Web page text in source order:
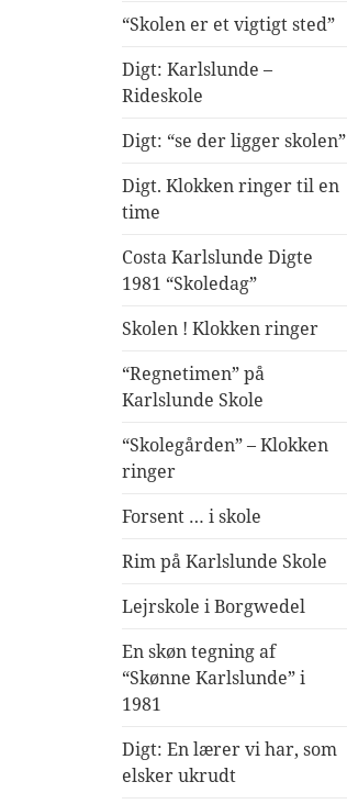
“Skolen er et vigtigt sted”
Digt: Karlslunde –
Rideskole
Digt: “se der ligger skolen”
Digt. Klokken ringer til en
time
Costa Karlslunde Digte
1981 “Skoledag”
Skolen ! Klokken ringer
“Regnetimen” på
Karlslunde Skole
“Skolegården” – Klokken
ringer
Forsent … i skole
Rim på Karlslunde Skole
Lejrskole i Borgwedel
En skøn tegning af
“Skønne Karlslunde” i
1981
Digt: En lærer vi har, som
elsker ukrudt